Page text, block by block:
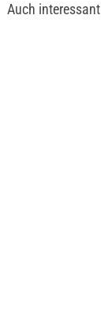
Auch interessant